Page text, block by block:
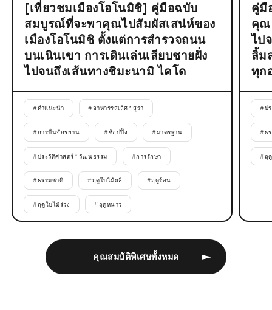
คุณสมบัติพิเศษทั้งหมด
[เที่ยวชมเมืองโอโนมิชิ] คู่มือฉบับ
สมบูรณ์ที่จะพาคุณไปสัมผัสเสน่ห์ของ
เมืองโอโนมิชิ ตั้งแต่การสำรวจถนน
บนเนินเขา การเดินเล่นเลียบชายฝั่ง
ไปจนถึงเส้นทางชิมะนามิ ไคโด
#คำแนะนำ # อาหารรสเลิศ * สุรา
#การปั่นจักรยาน #ช้อปปิ้ง #มาตรฐาน
#ประวัติศาสตร์ * วัฒนธรรม #การรักษา
#ธรรมชาติ #ฤดูใบไม้ผลิ #ฤดูร้อน
#ฤดูใบไม้ร่วง #ฤดูหนาว
คู่มื
คุณ
ไป
ลิ้ม
ทุก
#ป
#ธ
#ฤ